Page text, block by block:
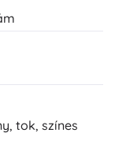
tok, színes